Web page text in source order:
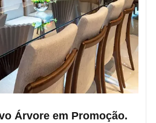
Árvore em Promoção.